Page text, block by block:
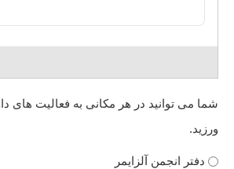
شما می توانید در هر مکانی به فعالیت های
ورزید.
دفتر انجمن آلزایمر